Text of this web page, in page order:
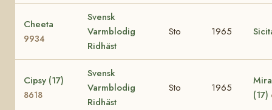
Cheeta
9934
Svensk
Varmblodig
Ridhäst
Sto 1965
Cipsy (17)
8618
Svensk
Varmblodig
Ridhäst
Sto 1965
(17)